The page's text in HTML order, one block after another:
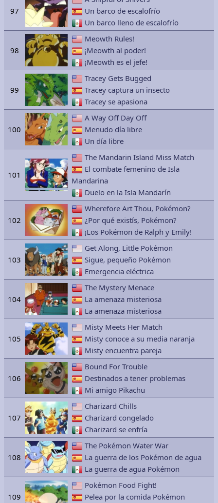
97
Un barco de escalofrío
Un barco lleno de escalofrío
98
Meowth Rules!
¡Meowth al poder!
¡Meowth es el jefe!
99
Tracey Gets Bugged
Tracey captura un insecto
Tracey se apasiona
100
A Way Off Day Off
Menudo día libre
Un día libre
101
The Mandarin Island Miss Match
El combate femenino de Isla
Mandarina
Duelo en la Isla Mandarín
102
Wherefore Art Thou, Pokémon?
¿Por qué existís, Pokémon?
¡Los Pokémon de Ralph y Emily!
103
Get Along, Little Pokémon
Sigue, pequeño Pokémon
Emergencia eléctrica
104
The Mystery Menace
La amenaza misteriosa
La amenaza misteriosa
105
Misty Meets Her Match
Misty conoce a su media naranja
Misty encuentra pareja
106
Bound For Trouble
Destinados a tener problemas
Mi amigo Pikachu
107
Charizard Chills
Charizard congelado
Charizard se enfría
108
The Pokémon Water War
La guerra de los Pokémon de agua
La guerra de agua Pokémon
109
Pokémon Food Fight!
Pelea por la comida Pokémon